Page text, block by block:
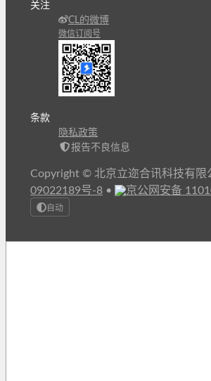
关注
CL的微博
微信订阅号
条款
隐私政策
报告不良信息
Copyright © 北京立迩合讯科技有限
09022189号-8 • 京公网安备
自动